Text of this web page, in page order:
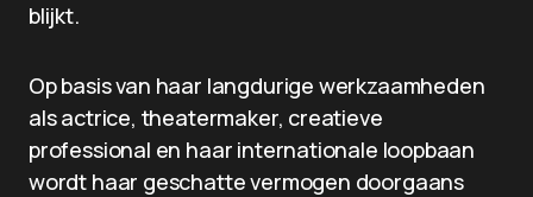
blijkt.
Op basis van haar langdurige werkzaamheden
als actrice, theatermaker, creatieve
professional en haar internationale loopbaan
wordt haar geschatte vermogen doorgaans